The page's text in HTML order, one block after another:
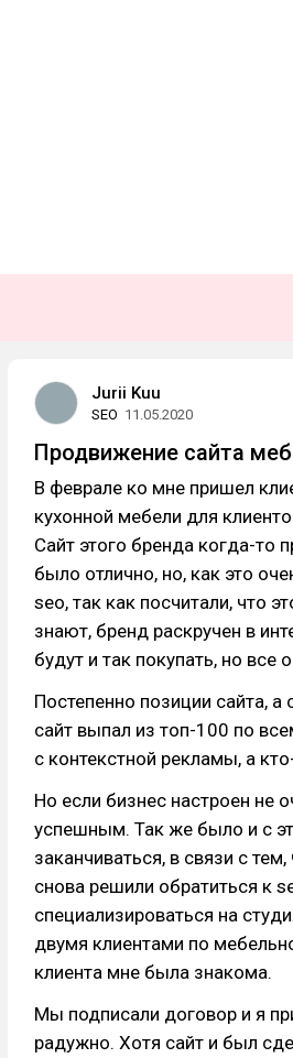
Jurii Kuu
SEO 11.05.2020
Продвижение сайта
В феврале ко мне пришел
кухонной мебели для
Сайт этого бренда когда-то
было отлично, но, как это
seo, так как посчитали, что
знают, бренд раскручен в
будут и так покупать, но все
Постепенно позиции сайта,
сайт выпал из топ-100 по
с контекстной рекламы, а
Но если бизнес настроен не
успешным. Так же было и с
заканчиваться, в связи с
снова решили обратиться к
специализироваться на
двумя клиентами по
клиента мне была знакома.
Мы подписали договор и я
радужно. Хотя сайт и был